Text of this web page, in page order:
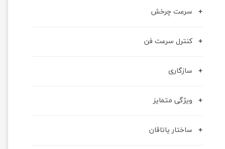
سرعت چرخش
کنترل سرعت فن
سازگاری
ویژگی متمایز
ساختار یاتاقان